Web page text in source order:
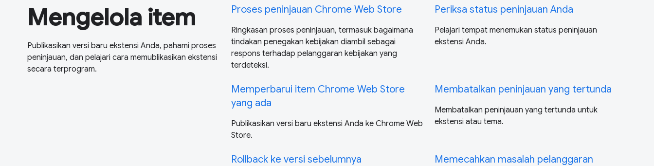
Mengelola item
Publikasikan versi baru ekstensi Anda, pahami proses
peninjauan, dan pelajari cara memublikasikan ekstensi
secara terprogram.
Proses peninjauan Chrome Web Store
Ringkasan proses peninjauan, termasuk bagaimana
tindakan penegakan kebijakan diambil sebagai
respons terhadap pelanggaran kebijakan yang
terdeteksi.
Periksa status peninjauan Anda
Pelajari tempat menemukan status peninjauan
ekstensi Anda.
Memperbarui item Chrome Web Store
yang ada
Publikasikan versi baru ekstensi Anda ke Chrome Web
Store.
Membatalkan peninjauan yang tertunda
Membatalkan peninjauan yang tertunda untuk
ekstensi atau tema.
Rollback ke versi sebelumnya
Memecahkan masalah pelanggaran